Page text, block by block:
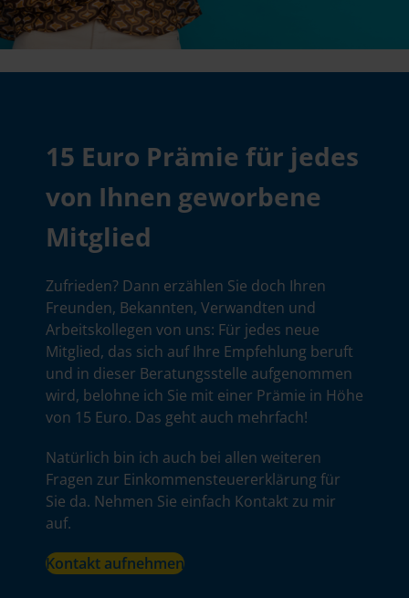
15 Euro Prämie für jedes
von Ihnen geworbene
Mitglied
Zufrieden? Dann erzählen Sie doch Ihren
Freunden, Bekannten, Verwandten und
Arbeitskollegen von uns: Für jedes neue
Mitglied, das sich auf Ihre Empfehlung beruft
und in dieser Beratungsstelle aufgenommen
wird, belohne ich Sie mit einer Prämie in Höhe
von 15 Euro. Das geht auch mehrfach!
Natürlich bin ich auch bei allen weiteren
Fragen zur Einkommensteuererklärung für
Sie da. Nehmen Sie einfach Kontakt zu mir
auf.
Kontakt aufnehmen